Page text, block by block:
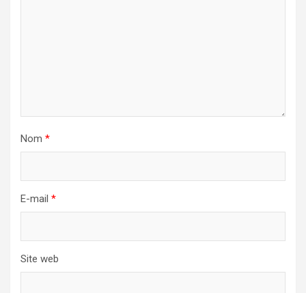
Nom *
E-mail *
Site web